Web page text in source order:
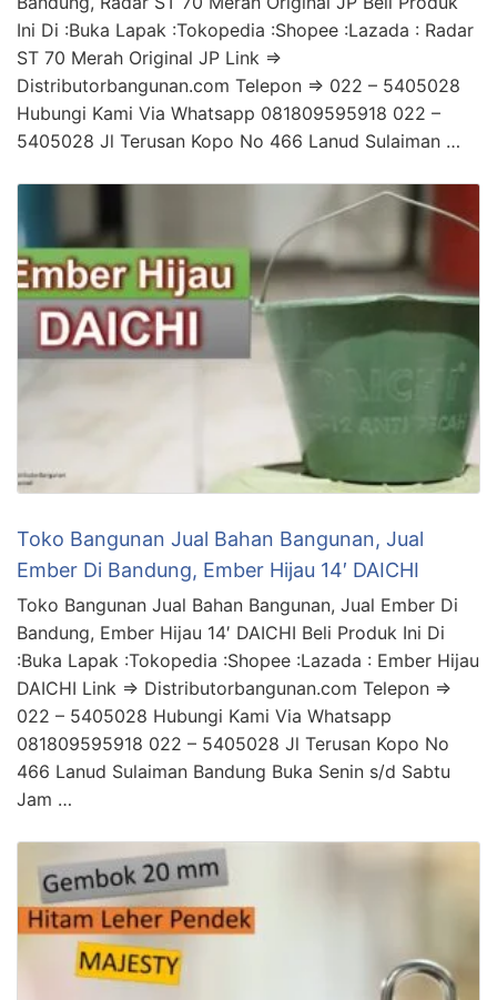
Ini Di :Buka Lapak :Tokopedia :Shopee :Lazada : Radar
ST 70 Merah Original JP Link =>
Distributorbangunan.com Telepon => 022 – 5405028
Hubungi Kami Via Whatsapp 081809595918 022 –
5405028 Jl Terusan Kopo No 466 Lanud Sulaiman …
Toko Bangunan Jual Bahan Bangunan, Jual
Ember Di Bandung, Ember Hijau 14′ DAICHI
Toko Bangunan Jual Bahan Bangunan, Jual Ember Di
Bandung, Ember Hijau 14′ DAICHI Beli Produk Ini Di
:Buka Lapak :Tokopedia :Shopee :Lazada : Ember Hijau
DAICHI Link => Distributorbangunan.com Telepon =>
022 – 5405028 Hubungi Kami Via Whatsapp
081809595918 022 – 5405028 Jl Terusan Kopo No
466 Lanud Sulaiman Bandung Buka Senin s/d Sabtu
Jam …